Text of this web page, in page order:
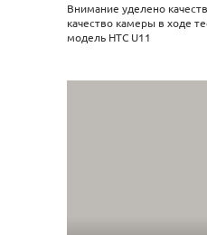
Внимание уделено
качество камеры в ходе
модель HTC U11